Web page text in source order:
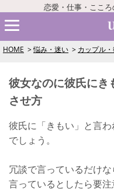
恋愛・仕事・ここ
HOME 悩み・迷い カップル
彼女なのに彼氏にき
させ方
彼氏に「きもい」と言
でしょう。
冗談で言っているだけ
言っているとしたら要注